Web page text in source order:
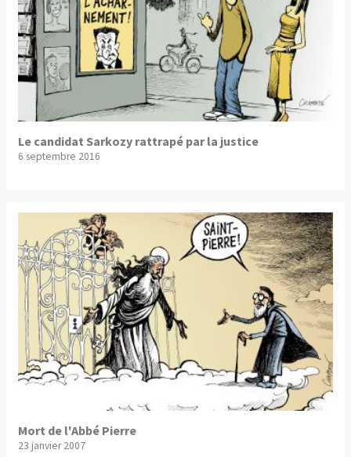
Le candidat Sarkozy rattrapé par la justice
6 septembre 2016
Mort de l'Abbé Pierre
23 janvier 2007